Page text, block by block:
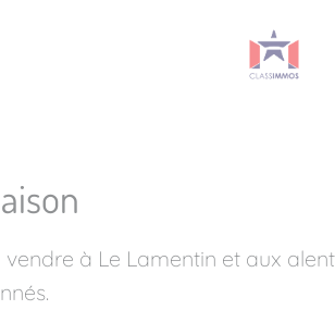
à Le Lamentin et aux